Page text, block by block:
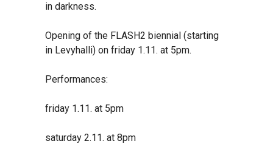
in darkness.
Opening of the FLASH2 biennial (starting
in Levyhalli) on friday 1.11. at 5pm.
Performances:
friday 1.11. at 5pm
saturday 2.11. at 8pm